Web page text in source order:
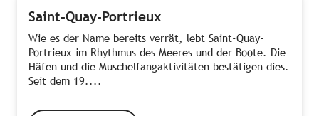
Saint-Quay-Portrieux
Wie es der Name bereits verrät, lebt Saint-Quay-
Portrieux im Rhythmus des Meeres und der Boote. Die
Häfen und die Muschelfangaktivitäten bestätigen dies.
Seit dem 19....